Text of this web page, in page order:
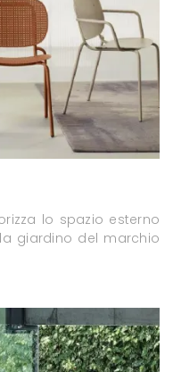
lo spazio esterno
giardino del marchio